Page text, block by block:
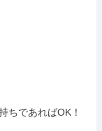
ちであればOK！